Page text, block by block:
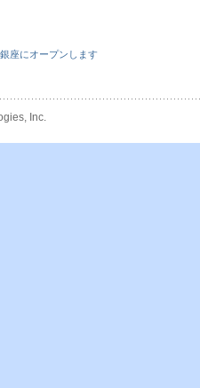
座にオープンします
Inc.